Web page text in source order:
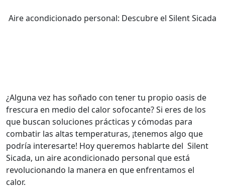
Aire acondicionado personal: Descubre el Silent Sicada
¿Alguna vez has soñado con tener tu propio oasis de
frescura en medio del calor sofocante? Si eres de los
que buscan soluciones prácticas y cómodas para
combatir las altas temperaturas, ¡tenemos algo que
podría interesarte! Hoy queremos hablarte del Silent
Sicada, un aire acondicionado personal que está
revolucionando la manera en que enfrentamos el
calor.